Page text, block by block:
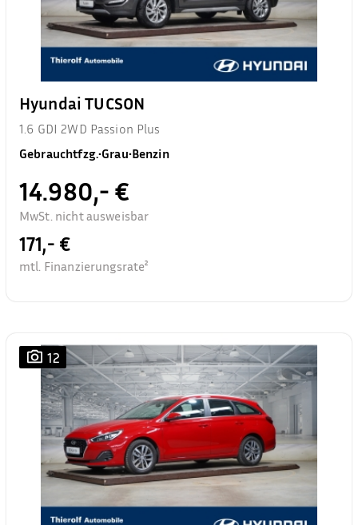
Hyundai TUCSON
1.6 GDI 2WD Passion Plus
Gebrauchtfzg.•Grau•Benzin
14.980,- €
MwSt. nicht ausweisbar
171,- €
mtl. Finanzierungsrate²
12